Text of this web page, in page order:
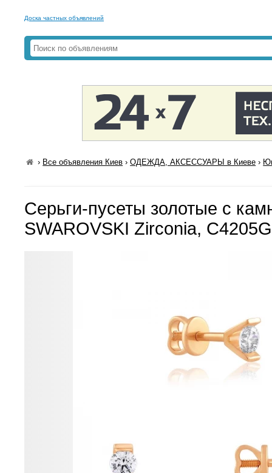
Доска частных объявлений
› Все объявления Киев ›ОДЕЖДА, АКСЕССУАРЫ в Киеве ›
Серьги-пусеты золотые с
SWAROVSKI Zirconia,